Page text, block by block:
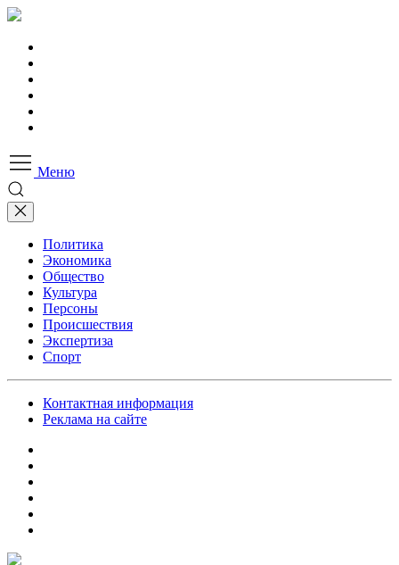
Меню
Политика
Экономика
Общество
Культура
Персоны
Происшествия
Экспертиза
Спорт
Контактная информация
Реклама на сайте